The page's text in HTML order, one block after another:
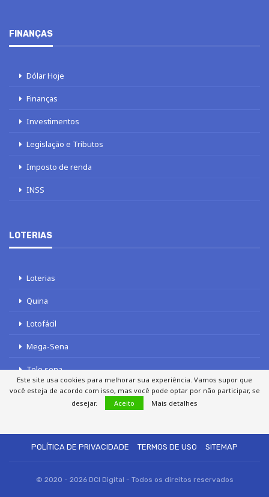
FINANÇAS
Dólar Hoje
Finanças
Investimentos
Legislação e Tributos
Imposto de renda
INSS
LOTERIAS
Loterias
Quina
Lotofácil
Mega-Sena
Tele sena
POLÍTICA DE PRIVACIDADE
TERMOS DE USO SITEMAP
© 2020 - 2026 DCI Digital - Todos os direitos reservados
Este site usa cookies para melhorar sua experiência. Vamos supor que
você esteja de acordo com isso, mas você pode optar por não participar, se
desejar.
Aceito Mais detalhes